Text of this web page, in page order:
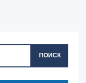
ПОИСК